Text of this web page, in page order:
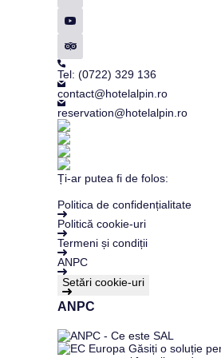
Tel: (0722) 329 136
contact@hotelalpin.ro
reservation@hotelalpin.ro
Ți-ar putea fi de folos:
Politica de confidențialitate
Politică cookie-uri
Termeni și condiții
ANPC
Setări cookie-uri
ANPC